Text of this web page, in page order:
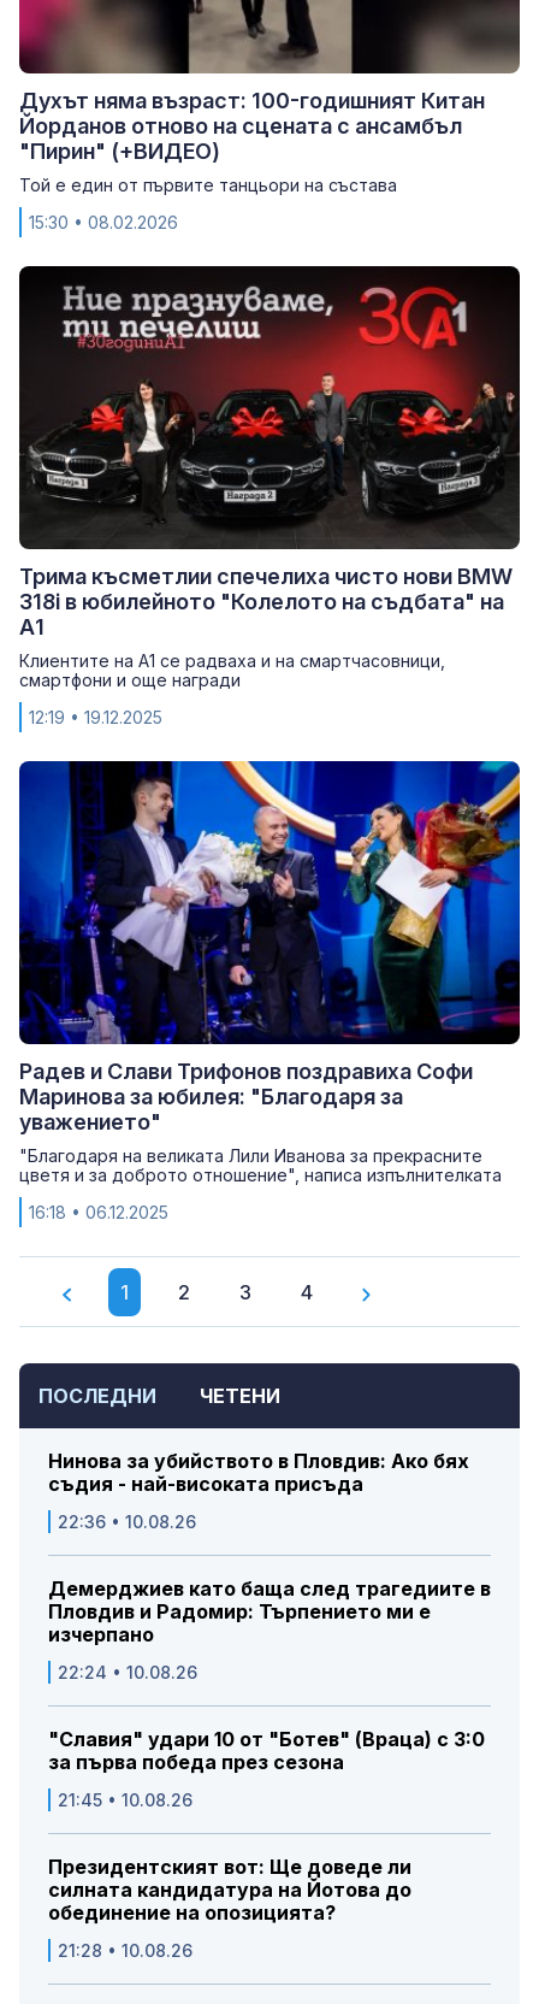
Духът няма възраст: 100-годишният Китан
Йорданов отново на сцената с ансамбъл
"Пирин" (+ВИДЕО)
Той е един от първите танцьори на състава
15:30 • 08.02.2026
Трима късметлии спечелиха чисто нови BMW
318i в юбилейното "Колелото на съдбата" на
А1
Клиентите на А1 се радваха и на смартчасовници,
смартфони и още награди
12:19 • 19.12.2025
Радев и Слави Трифонов поздравиха Софи
Маринова за юбилея: "Благодаря за
уважението"
"Благодаря на великата Лили Иванова за прекрасните
цветя и за доброто отношение", написа изпълнителката
16:18 • 06.12.2025
1 2 3 4
ПОСЛЕДНИ ЧЕТЕНИ
Нинова за убийството в Пловдив: Ако бях
съдия - най-високата присъда
22:36 • 10.08.26
Демерджиев като баща след трагедиите в
Пловдив и Радомир: Търпението ми е
изчерпано
22:24 • 10.08.26
"Славия" удари 10 от "Ботев" (Враца) с 3:0
за първа победа през сезона
21:45 • 10.08.26
Президентският вот: Ще доведе ли
силната кандидатура на Йотова до
обединение на опозицията?
21:28 • 10.08.26